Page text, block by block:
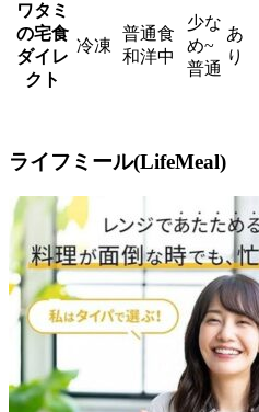
ワタミ
の宅食
ダイレ
クト
冷凍
普通食
和洋中
少な
め~
普通
あ
り
ライフミール(LifeMeal)